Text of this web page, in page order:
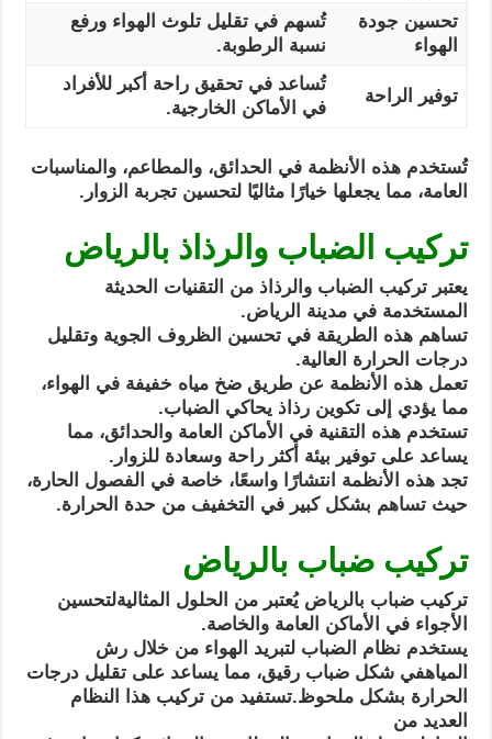
تحسين جودة
الهواء
تُسهم في تقليل تلوث الهواء ورفع
نسبة الرطوبة.
توفير الراحة
تُساعد في تحقيق راحة أكبر للأفراد
في الأماكن الخارجية.
تُستخدم هذه الأنظمة في الحدائق، والمطاعم، والمناسبات
العامة، مما يجعلها خيارًا مثاليًا لتحسين تجربة الزوار.
تركيب الضباب والرذاذ بالرياض
يعتبر تركيب الضباب والرذاذ من التقنيات الحديثة
المستخدمة في مدينة الرياض.
تساهم هذه الطريقة في تحسين الظروف الجوية وتقليل
درجات الحرارة العالية.
تعمل هذه الأنظمة عن طريق ضخ مياه خفيفة في الهواء،
مما يؤدي إلى تكوين رذاذ يحاكي الضباب.
تستخدم هذه التقنية في الأماكن العامة والحدائق، مما
يساعد على توفير بيئة أكثر راحة وسعادة للزوار.
تجد هذه الأنظمة انتشارًا واسعًا، خاصة في الفصول الحارة،
حيث تساهم بشكل كبير في التخفيف من حدة الحرارة.
تركيب ضباب بالرياض
تركيب ضباب بالرياض يُعتبر من الحلول المثاليةلتحسين
الأجواء في الأماكن العامة والخاصة.
يستخدم نظام الضباب لتبريد الهواء من خلال رش
المياهفي شكل ضباب رقيق، مما يساعد على تقليل درجات
الحرارة بشكل ملحوظ.تستفيد من تركيب هذا النظام
العديد من